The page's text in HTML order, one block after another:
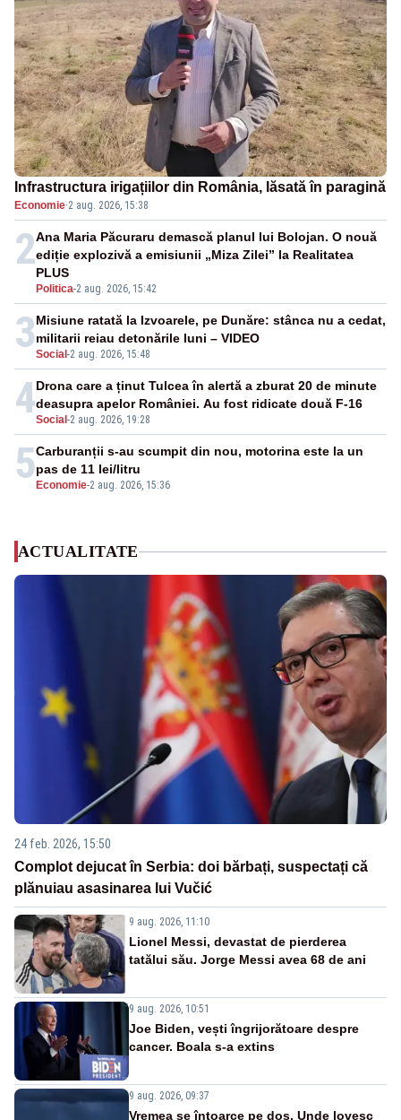
Infrastructura irigațiilor din România, lăsată în paragină
Economie·2 aug. 2026, 15:38
2
Politica-2 aug. 2026, 15:42
Ana Maria Păcuraru demască planul lui Bolojan. O nouă
ediție explozivă a emisiunii „Miza Zilei” la Realitatea
PLUS
3Social -2 aug. 2026, 15:48
Misiune ratată la Izvoarele, pe Dunăre: stânca nu a cedat,
militarii reiau detonările luni – VIDEO
4Social -2 aug. 2026, 19:28
Drona care a ținut Tulcea în alertă a zburat 20 de minute
deasupra apelor României. Au fost ridicate două F-16
5 Economie-2 aug. 2026, 15:36
Carburanții s-au scumpit din nou, motorina este la un
pas de 11 lei/litru
ACTUALITATE
24 feb. 2026, 15:50
Complot dejucat în Serbia: doi bărbați, suspectați că
plănuiau asasinarea lui Vučić
9 aug. 2026, 11:10
Lionel Messi, devastat de pierderea
tatălui său. Jorge Messi avea 68 de ani
9 aug. 2026, 10:51
Joe Biden, vești îngrijorătoare despre
cancer. Boala s-a extins
9 aug. 2026, 09:37
Vremea se întoarce pe dos. Unde lovesc